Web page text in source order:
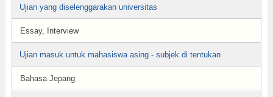
Ujian yang diselenggarakan universitas
Essay, Interview
Ujian masuk untuk mahasiswa asing - subjek di tentukan
Bahasa Jepang